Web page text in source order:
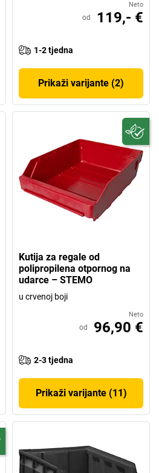
Neto
od 119,- €
1-2 tjedna
Prikaži varijante (2)
Kutija za regale od
polipropilena otpornog na
udarce – STEMO
u crvenoj boji
Neto
od 96,90 €
2-3 tjedna
Prikaži varijante (11)